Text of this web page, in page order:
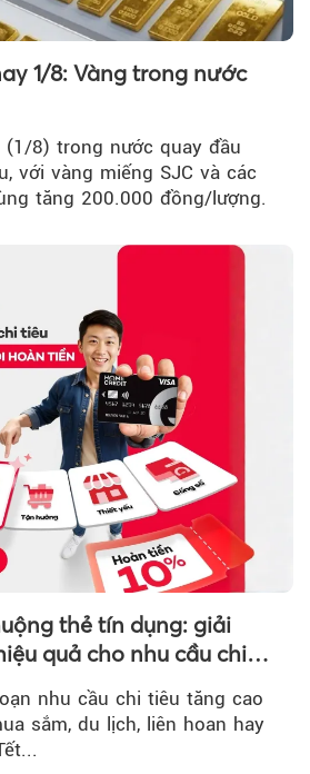
1/8: Vàng trong nước
(1/8) trong nước quay đầu
với vàng miếng SJC và các
tăng 200.000 đồng/lượng.
thẻ tín dụng: giải
quả cho nhu cầu chi
nhu cầu chi tiêu tăng cao
sắm, du lịch, liên hoan hay